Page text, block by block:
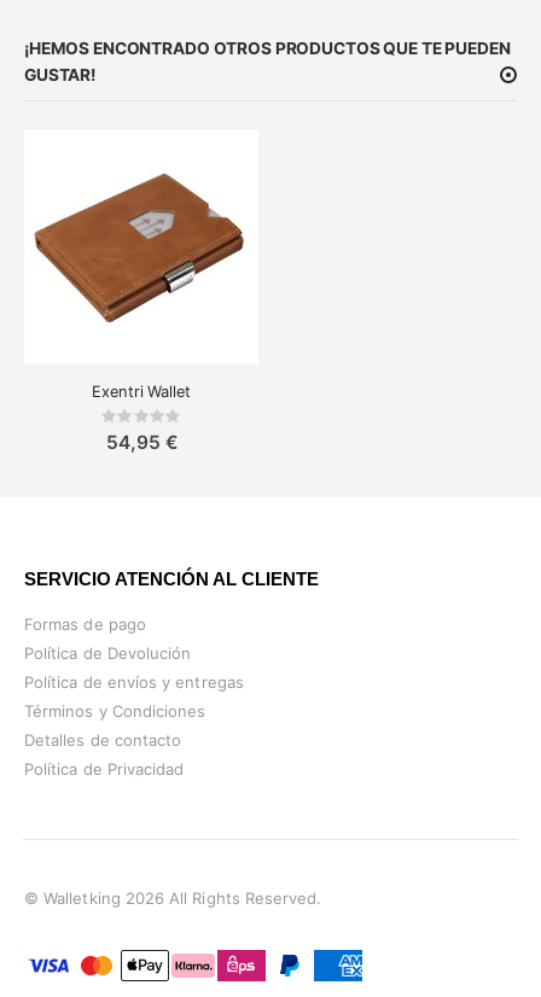
¡HEMOS ENCONTRADO OTROS PRODUCTOS QUE TE PUEDEN
GUSTAR!
Exentri Wallet
Rating:
54,95 €
SERVICIO ATENCIÓN AL CLIENTE
Formas de pago
Política de Devolución
Política de envíos y entregas
Términos y Condiciones
Detalles de contacto
Política de Privacidad
© Walletking 2026 All Rights Reserved.